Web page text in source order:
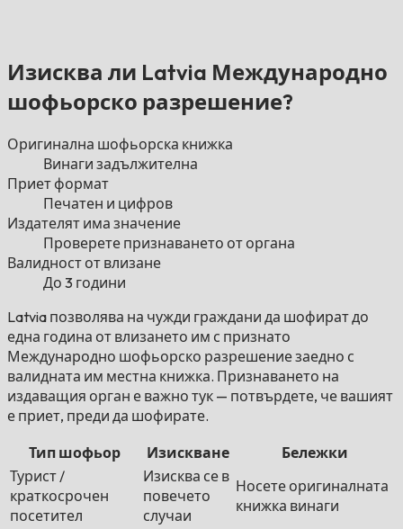
Изисква ли Latvia Международно
шофьорско разрешение?
Оригинална шофьорска книжка
Винаги задължителна
Приет формат
Печатен и цифров
Издателят има значение
Проверете признаването от органа
Валидност от влизане
До 3 години
Latvia позволява на чужди граждани да шофират до
една година от влизането им с признато
Международно шофьорско разрешение заедно с
валидната им местна книжка. Признаването на
издаващия орган е важно тук — потвърдете, че вашият
е приет, преди да шофирате.
Тип шофьор Изискване
Бележки
Турист /
краткосрочен
посетител
Изисква се в
повечето
случаи
Носете оригиналната
книжка винаги